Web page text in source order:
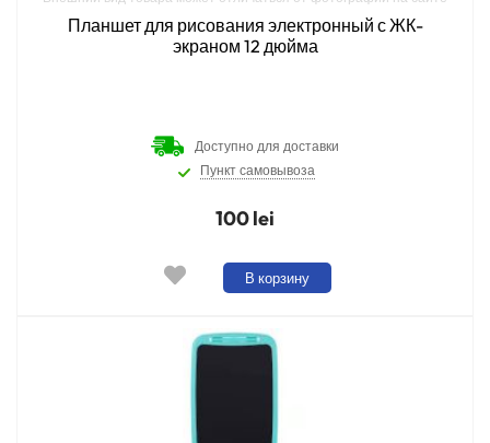
Планшет для рисования электронный с ЖК-
экраном 12 дюйма
Доступно для доставки
Пункт самовывоза
100 lei
В корзину